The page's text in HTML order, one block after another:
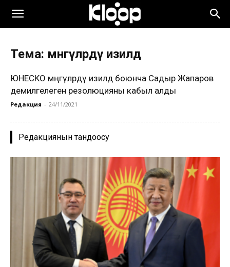
Тема: мөнгүлөрдү изилдөө
ЮНЕСКО мөңгүлөрдү изилдөө боюнча Садыр Жапаров
демилгелеген резолюцияны кабыл алды
Редакция - 24/11/2021
Редакциянын тандоосу